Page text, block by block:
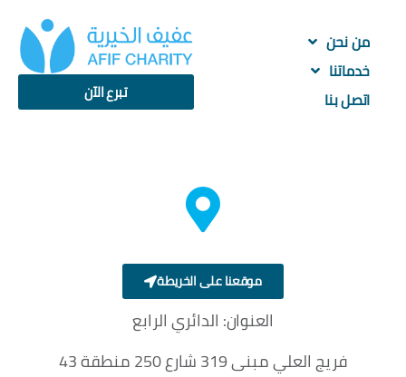
من نحن
خدماتنا
اتصل بنا
تبرع الآن
موقعنا على الخريطة
العنوان: الدائري الرابع
فريج العلي مبنى 319 شارع 250 منطقة 43